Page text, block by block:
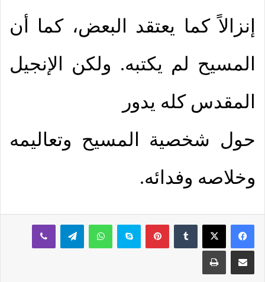
إنزالاً كما يعتقد البعض، كما أن
المسيح لم يكتبه. ولكن الإنجيل
المقدس كله يدور
حول شخصية المسيح وتعاليمه
وخلاصه وفدائه.
بينتيريستسكايب واتساب تيلقرام ڤايبر
مشاركة عبر البريد طباعة